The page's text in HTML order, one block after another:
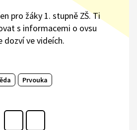
pro žáky 1. stupně ZŠ. Ti
s informacemi o ovsu
dozví ve videích.
Prvouka